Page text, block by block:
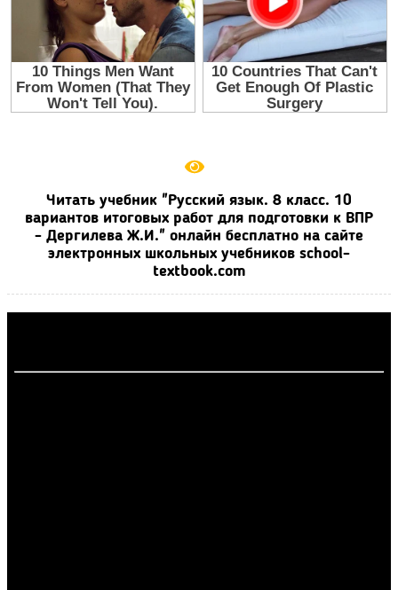
Читать учебник "Русский язык. 8 класс. 10
вариантов итоговых работ для подготовки к ВПР
- Дергилева Ж.И." онлайн бесплатно на сайте
электронных школьных учебников school-
textbook.com